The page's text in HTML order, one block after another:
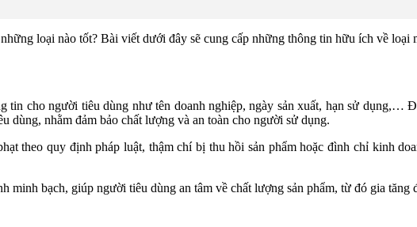
loại nào tốt? Bài viết dưới đây sẽ cung cấp những thông tin hữu ích về loại
tin cho người tiêu dùng như tên doanh nghiệp, ngày sản xuất, hạn sử dụng,…
dùng, nhằm đảm bảo chất lượng và an toàn cho người sử dụng.
theo quy định pháp luật, thậm chí bị thu hồi sản phẩm hoặc đình chỉ kinh
minh bạch, giúp người tiêu dùng an tâm về chất lượng sản phẩm, từ đó gia